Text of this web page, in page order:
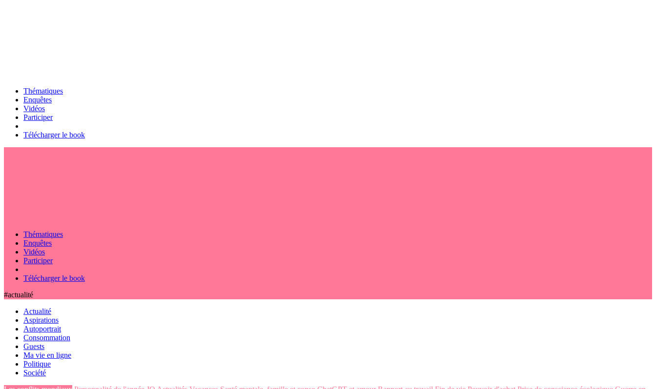
Thématiques
Enquêtes
Vidéos
Participer
Télécharger le book
Thématiques
Enquêtes
Vidéos
Participer
Télécharger le book
#actualité
Actualité
Aspirations
Autoportrait
Consommation
Guests
Ma vie en ligne
Politique
Société